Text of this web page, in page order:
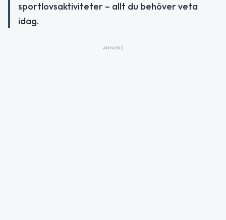
sportlovsaktiviteter – allt du behöver veta
idag.
ANNONS